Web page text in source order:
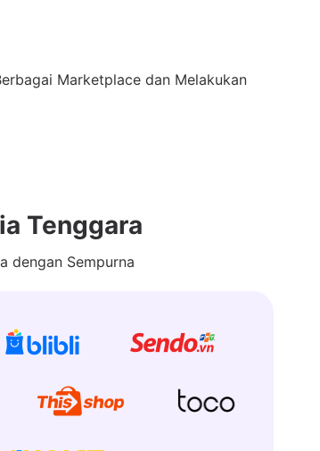
Marketplace dan Melakukan
Tenggara
dengan Sempurna